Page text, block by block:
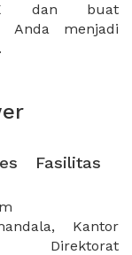
Fasilitas